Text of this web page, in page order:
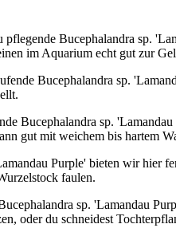
Bucephalandra sp.
im Aquarium echt gut zur
Bucephalandra sp.
Bucephalandra sp.
gut mit weichem bis hartem
Purple' bieten wir hier
faulen.
sp. 'Lamandau
oder du schneidest